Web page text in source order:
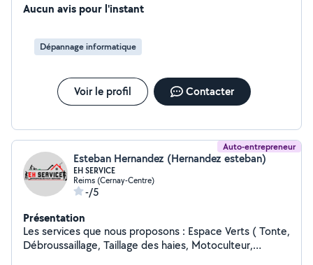
/ plafonds Application soignée (peinture, papier peint)
& entretien extérieur Tonte régulière ou ponctuelle
Bordures nettes Ramassage des déchets verts Travail
Aucun avis pour l'instant
Dépannage informatique
Voir le profil Contacter
Auto-entrepreneur
Esteban Hernandez (Hernandez esteban)
EH SERVICE
Reims (Cernay-Centre)
-/5
Présentation
Les services que nous proposons : Espace Verts ( Tonte,
Débroussaillage, Taillage des haies, Motoculteur,